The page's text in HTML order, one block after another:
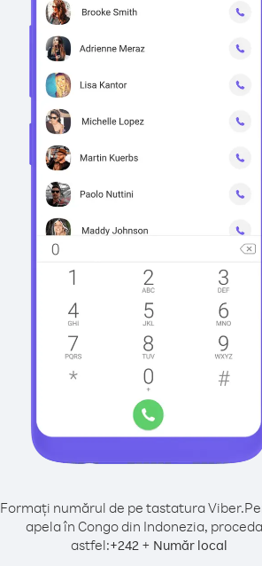
Formați numărul de pe tastatura Viber.
apela în Congo din Indonezia,
astfel:+242+ Număr local